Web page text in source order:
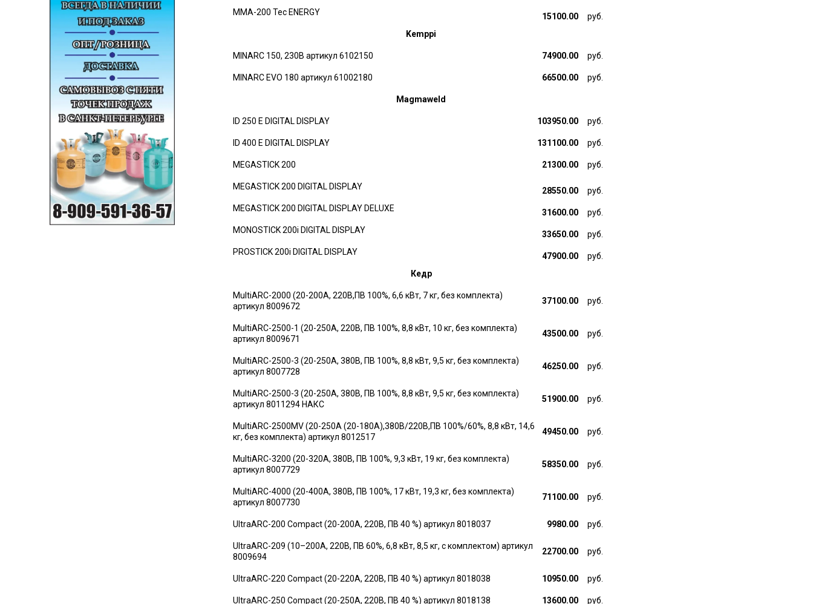
MMA-200 Tec ENERGY 15100.00
руб.
Kemppi
MINARC 150, 230В артикул 6102150 74900.00 руб.
MINARC EVO 180 артикул 61002180 66500.00 руб.
Magmaweld
ID 250 E DIGITAL DISPLAY 103950.00 руб.
ID 400 E DIGITAL DISPLAY 131100.00 руб.
MEGASTICK 200 21300.00 руб.
MEGASTICK 200 DIGITAL DISPLAY 28550.00
руб.
MEGASTICK 200 DIGITAL DISPLAY DELUXE
31600.00
руб.
MONOSTICK 200i DIGITAL DISPLAY
33650.00
руб.
PROSTICK 200i DIGITAL DISPLAY
47900.00
руб.
Кедр
MultiARC-2000 (20-200А, 220В,ПВ 100%, 6,6 кВт, 7 кг, без комплекта)
артикул 8009672
37100.00 руб.
MultiARC-2500-1 (20-250А, 220В, ПВ 100%, 8,8 кВт, 10 кг, без комплекта)
артикул 8009671
43500.00 руб.
MultiARC-2500-3 (20-250А, 380В, ПВ 100%, 8,8 кВт, 9,5 кг, без комплекта)
артикул 8007728
46250.00 руб.
MultiARC-2500-3 (20-250А, 380В, ПВ 100%, 8,8 кВт, 9,5 кг, без комплекта)
артикул 8011294 НАКС
51900.00 руб.
MultiARC-2500MV (20-250А (20-180А),380В/220В,ПВ 100%/60%, 8,8 кВт, 14,6
кг, без комплекта) артикул 8012517
49450.00 руб.
MultiARC-3200 (20-320А, 380В, ПВ 100%, 9,3 кВт, 19 кг, без комплекта)
артикул 8007729
58350.00 руб.
MultiARC-4000 (20-400А, 380В, ПВ 100%, 17 кВт, 19,3 кг, без комплекта)
артикул 8007730
71100.00 руб.
UltraARC-200 Compact (20-200А, 220В, ПВ 40 %) артикул 8018037 9980.00 руб.
UltraARC-209 (10–200А, 220В, ПВ 60%, 6,8 кВт, 8,5 кг, с комплектом) артикул
8009694
22700.00 руб.
UltraARC-220 Compact (20-220А, 220В, ПВ 40 %) артикул 8018038 10950.00 руб.
UltraARC-250 Compact (20-250А, 220В, ПВ 40 %) артикул 8018138 13600.00 руб.